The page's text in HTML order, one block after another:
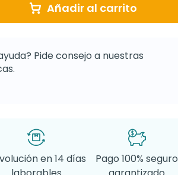
Añadir al carrito
Pide consejo a nuestras
en 14 días
Pago 100% seguro